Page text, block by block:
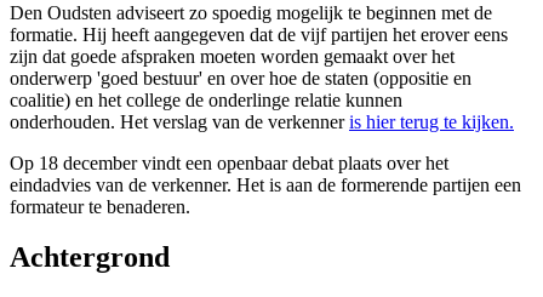
Den Oudsten adviseert zo spoedig mogelijk te beginnen met de
formatie. Hij heeft aangegeven dat de vijf partijen het erover eens
zijn dat goede afspraken moeten worden gemaakt over het
onderwerp 'goed bestuur' en over hoe de staten (oppositie en
coalitie) en het college de onderlinge relatie kunnen
onderhouden. Het verslag van de verkenneris hier terug te kijken.
Op 18 december vindt een openbaar debat plaats over het
eindadvies van de verkenner. Het is aan de formerende partijen een
formateur te benaderen.
Achtergrond